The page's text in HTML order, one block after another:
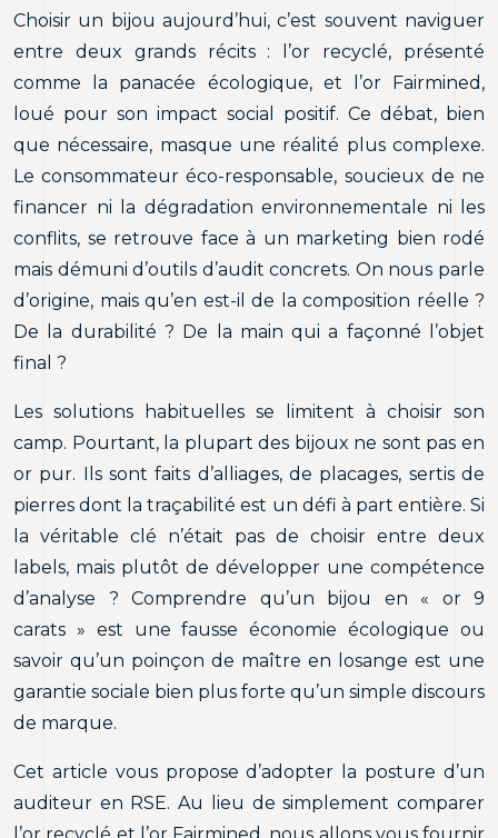
Choisir un bijou aujourd’hui, c’est souvent naviguer
entre deux grands récits : l’or recyclé, présenté
comme la panacée écologique, et l’or Fairmined,
loué pour son impact social positif. Ce débat, bien
que nécessaire, masque une réalité plus complexe.
Le consommateur éco-responsable, soucieux de ne
financer ni la dégradation environnementale ni les
conflits, se retrouve face à un marketing bien rodé
mais démuni d’outils d’audit concrets. On nous parle
d’origine, mais qu’en est-il de la composition réelle ?
De la durabilité ? De la main qui a façonné l’objet
final ?
Les solutions habituelles se limitent à choisir son
camp. Pourtant, la plupart des bijoux ne sont pas en
or pur. Ils sont faits d’alliages, de placages, sertis de
pierres dont la traçabilité est un défi à part entière. Si
la véritable clé n’était pas de choisir entre deux
labels, mais plutôt de développer une compétence
d’analyse ? Comprendre qu’un bijou en « or 9
carats » est une fausse économie écologique ou
savoir qu’un poinçon de maître en losange est une
garantie sociale bien plus forte qu’un simple discours
de marque.
Cet article vous propose d’adopter la posture d’un
auditeur en RSE. Au lieu de simplement comparer